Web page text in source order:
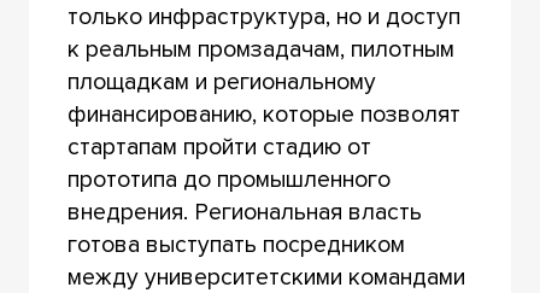
только инфраструктура, но и доступ
к реальным промзадачам, пилотным
площадкам и региональному
финансированию, которые позволят
стартапам пройти стадию от
прототипа до промышленного
внедрения. Региональная власть
готова выступать посредником
между университетскими командами